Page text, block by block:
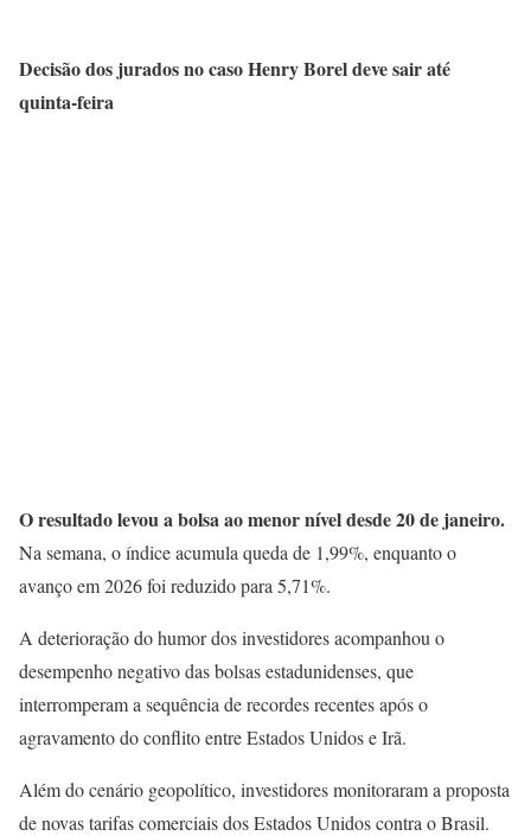
Decisão dos jurados no caso Henry Borel deve sair até
quinta-feira
O resultado levou a bolsa ao menor nível desde 20 de janeiro.
Na semana, o índice acumula queda de 1,99%, enquanto o
avanço em 2026 foi reduzido para 5,71%.
A deterioração do humor dos investidores acompanhou o
desempenho negativo das bolsas estadunidenses, que
interromperam a sequência de recordes recentes após o
agravamento do conflito entre Estados Unidos e Irã.
Além do cenário geopolítico, investidores monitoraram a proposta
de novas tarifas comerciais dos Estados Unidos contra o Brasil.